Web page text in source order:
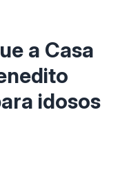
a Casa
idosos